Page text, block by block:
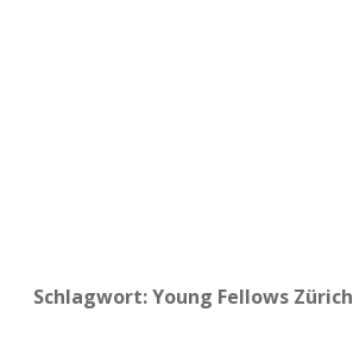
Schlagwort:Young Fellows Zürich